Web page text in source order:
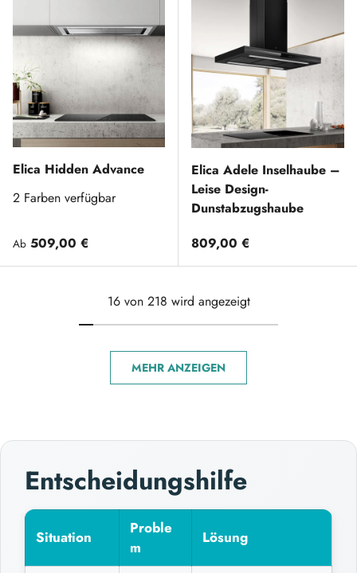
Elica Hidden Advance
2 Farben verfügbar
Normaler Preis
Ab 509,00 €
Elica Adele Inselhaube –
Leise Design-
Dunstabzugshaube
Normaler Preis
809,00 €
16 von 218 wird angezeigt
MEHR ANZEIGEN
Entscheidungshilfe
Situation
Proble
m
Lösung